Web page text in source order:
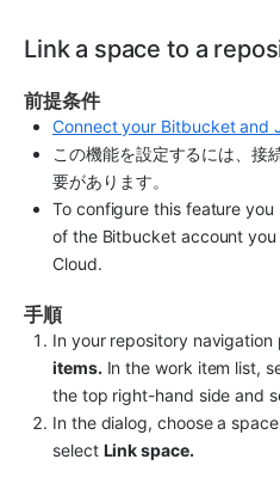
Link a space to a
前提条件
Connect your Bitbucket and
この機能を設定するには、接
要があります。
To configure this feature
of the Bitbucket account
Cloud.
手順
In your repository navigation
items. In the work item list,
the top right-hand side and
In the dialog, choose a
select Link space.